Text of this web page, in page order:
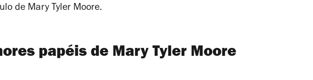
de Mary Tyler Moore.
papéis de Mary Tyler Moore